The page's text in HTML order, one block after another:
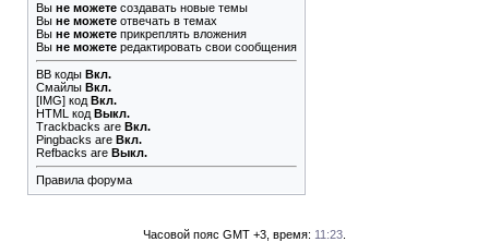
Вы не можете создавать новые темы
Вы не можете отвечать в темах
Вы не можете прикреплять вложения
Вы не можете редактировать свои сообщения
BB коды Вкл.
Смайлы Вкл.
[IMG] код Вкл.
HTML код Выкл.
Trackbacks are Вкл.
Pingbacks are Вкл.
Refbacks are Выкл.
Правила форума
Часовой пояс GMT +3, время: 11:23